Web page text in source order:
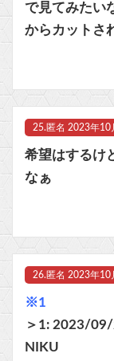
で見てみたい
からカットさ
25. 匿名 2023年10
希望はするけ
なぁ
26. 匿名 2023年10
※1
＞1: 2023/
NIKU